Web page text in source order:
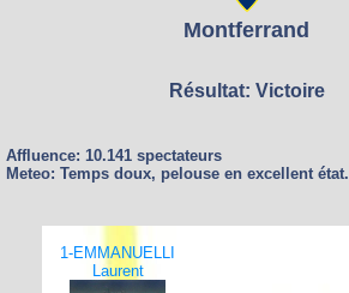
Montferrand
Résultat: Victoire
Affluence: 10.141 spectateurs
Meteo: Temps doux, pelouse en excellent état.
1-EMMANUELLI
Laurent